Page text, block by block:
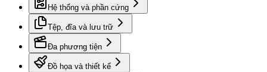
Hệ thống và phần cứng
Tệp, đĩa và lưu trữ
Đa phương tiện
Đồ họa và thiết kế